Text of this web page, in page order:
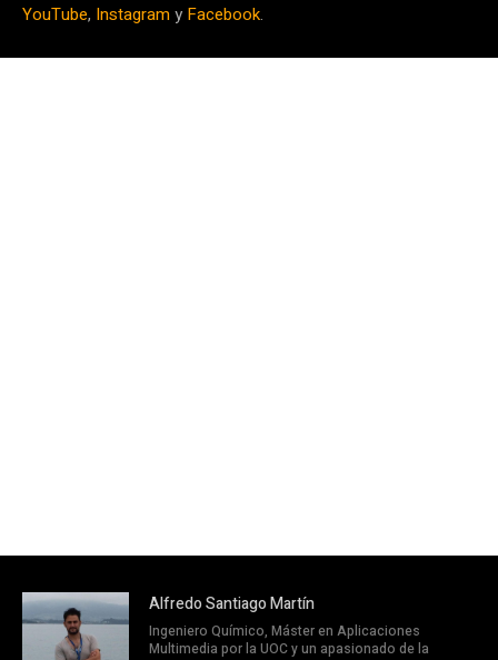
YouTube, Instagramy Facebook.
Alfredo Santiago Martín
Ingeniero Químico, Máster en Aplicaciones
Multimedia por la UOC y un apasionado de la